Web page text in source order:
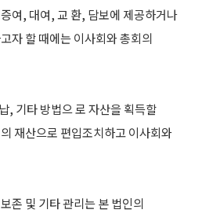
여, 대여, 교 환, 담보에 제공하거나
자 할 때에는 이사회와 총회의
, 기타 방법으 로 자산을 획득할
재산으로 편입조치하고 이사회와
존 및 기타 관리는 본 법인의